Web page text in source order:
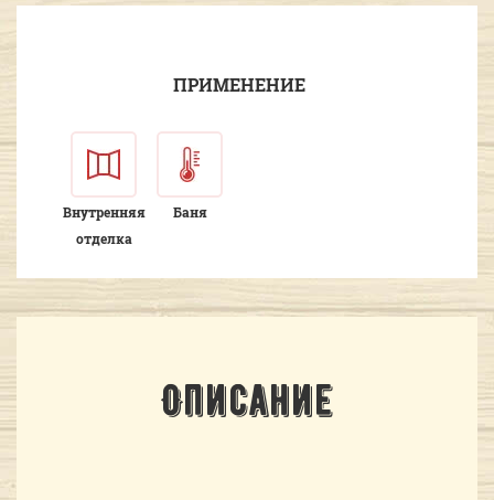
ПРИМЕНЕНИЕ
Внутренняя
отделка
Баня
Описание